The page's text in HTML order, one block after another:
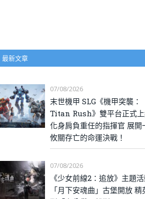
最新文章
07/08/2026
末世機甲 SLG《機甲突襲：
Titan Rush》雙平台正式
化身肩負重任的指揮官 展開
攸關存亡的命運決戰！
07/08/2026
《少女前線2：追放》主題
「月下安魂曲」古堡開放 精